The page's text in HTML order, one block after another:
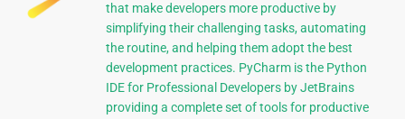
that make developers more productive by
simplifying their challenging tasks, automating
the routine, and helping them adopt the best
development practices. PyCharm is the Python
IDE for Professional Developers by JetBrains
providing a complete set of tools for productive